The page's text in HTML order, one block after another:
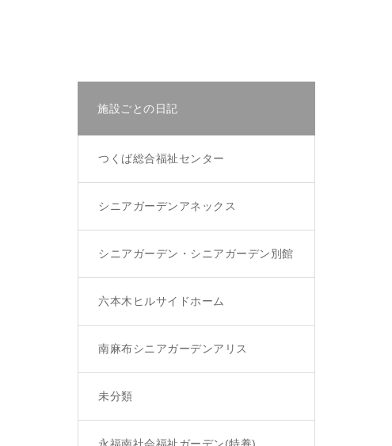
施設ごとの日記
つくば総合福祉センター
シニアガーデンアネックス
シニアガーデン・シニアガーデン別館
六本木ヒルサイドホーム
南麻布シニアガーデンアリス
未分類